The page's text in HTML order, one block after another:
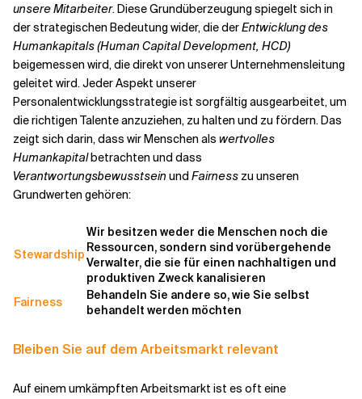
unsere Mitarbeiter. Diese Grundüberzeugung spiegelt sich in
der strategischen Bedeutung wider, die derEntwicklung des
Humankapitals (Human Capital Development, HCD)
beigemessen wird, die direkt von unserer Unternehmensleitung
geleitet wird. Jeder Aspekt unserer
Personalentwicklungsstrategie ist sorgfältig ausgearbeitet, um
die richtigen Talente anzuziehen, zu halten und zu fördern. Das
zeigt sich darin, dass wir Menschen als wertvolles
Humankapitalbetrachten und dass
Verantwortungsbewusstsein und Fairness zu unseren
Grundwerten gehören:
Stewardship
Wir besitzen weder die Menschen noch die
Ressourcen, sondern sind vorübergehende
Verwalter, die sie für einen nachhaltigen und
produktiven Zweck kanalisieren
Fairness
Behandeln Sie andere so, wie Sie selbst
behandelt werden möchten
Bleiben Sie auf dem Arbeitsmarkt relevant
Auf einem umkämpften Arbeitsmarkt ist es oft eine